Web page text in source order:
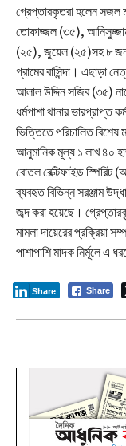
গ্রেপ্তারকৃতরা হলেন সজল
তোফাজ্জল (৩৫),
(২৫), জুয়েল (২৫)সহ ৮ জন
গ্রামের বাসিন্দা। এছাড়া
আলাল উদ্দিন সজিব (৩৫)
ধর্মপাশা থানার ভারপ্রাপ্ত
ভিত্তিতে পরিচালিত
আনুমানিক মূল্য ১ লাখ ৪০
বোতল রেক্টিফাইড স্পিরিট
ব্যবহৃত বিভিন্ন সরঞ্জাম
জব্দ করা হয়েছে।
মামলা দায়েরের প্রক্রিয়া
পাশাপাশি মাদক নির্মূলে এ
Share
Share